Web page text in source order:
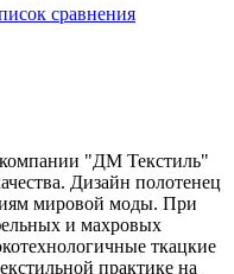
сравнения
"ДМ Текстиль"
Дизайн полотенец
мировой моды. При
и махровых
ткацкие
практике на